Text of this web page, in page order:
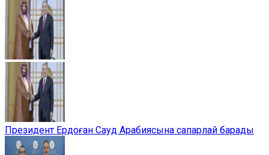
Президент Ердоған Сауд Арабиясына сапарлай барады